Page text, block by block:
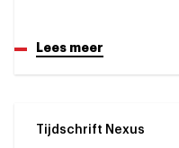
Lees meer
Tijdschrift Nexus